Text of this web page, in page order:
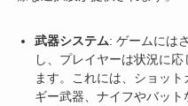
武器システム: ゲームには
し、プレイヤーは状況に
ます。これには、ショッ
ギー武器、ナイフやバット